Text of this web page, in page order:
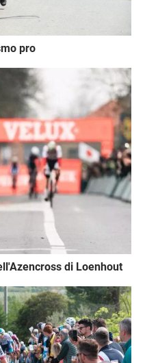
pro
di Loenhout